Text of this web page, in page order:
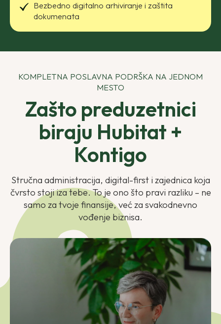
Bezbedno digitalno arhiviranje i zaštita
dokumenata
KOMPLETNA POSLAVNA PODRŠKA NA JEDNOM
MESTO
Zašto preduzetnici
biraju Hubitat +
Kontigo
Stručna administracija, digital-firsti zajednica koja
čvrsto stoji iza tebe. To je ono što pravi razliku – ne
samo za tvoje finansije, već za svakodnevno
vođenje biznisa.